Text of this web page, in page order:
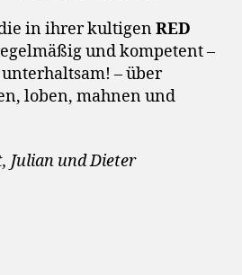
in ihrer kultigenRED
und kompetent –
– über
loben, mahnen und
Julian und Dieter